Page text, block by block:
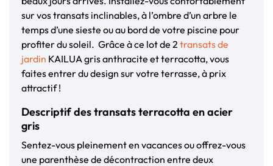
sur vos transats inclinables, à l’ombre d’un arbre le
temps d’une sieste ou au bord de votre piscine pour
profiter du soleil. Grâce à ce lot de 2 transats de
jardin KAILUA gris anthracite et terracotta, vous
faites entrer du design sur votre terrasse, à prix
attractif !
Descriptif des transats terracotta en acier
gris
Sentez-vous pleinement en vacances ou offrez-vous
une parenthèse de décontraction entre deux